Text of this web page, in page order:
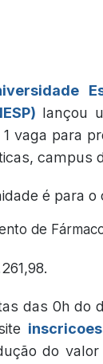
lançou
vaga para
campus
é para o
de
das 0h do
do